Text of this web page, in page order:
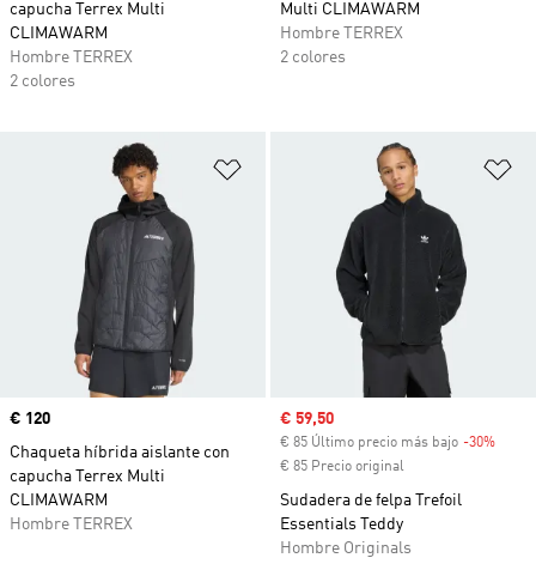
capucha Terrex Multi
CLIMAWARM
Hombre TERREX
2 colores
Multi CLIMAWARM
Hombre TERREX
2 colores
Añadir a la lista de deseos
Precio
€ 120
Chaqueta híbrida aislante con
capucha Terrex Multi
CLIMAWARM
Hombre TERREX
Precio de venta
€ 59,50
€ 85 Último precio más bajo -30%
€ 85 Precio original
Sudadera de felpa Trefoil
Essentials Teddy
Hombre Originals